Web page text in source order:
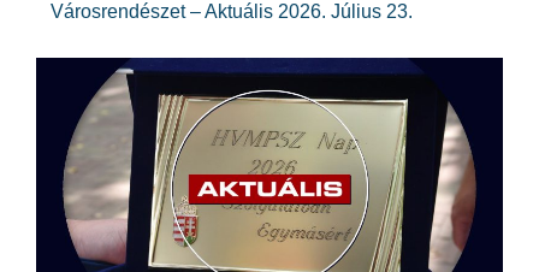
Városrendészet – Aktuális 2026. Július 23.